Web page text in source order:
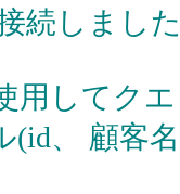
続しまし
用してク
(id、 顧客